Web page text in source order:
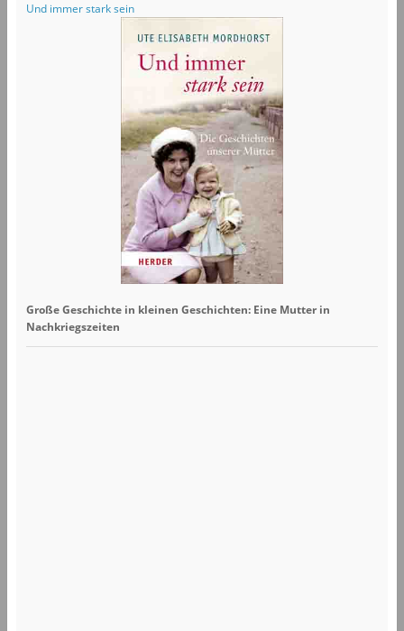
Und immer stark sein
Große Geschichte in kleinen Geschichten: Eine Mutter in
Nachkriegszeiten